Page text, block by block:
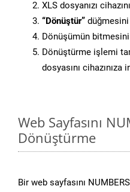
XLS dosyanızı
“Dönüştür” düğmesini
Dönüşümün
Dönüştürme işlemi
dosyasını cihazınıza
Web Sayfasını
Dönüştürme
Bir web sayfasını